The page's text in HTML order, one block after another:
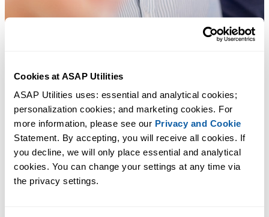
Cookies at ASAP Utilities
ASAP Utilities uses: essential and analytical cookies;
personalization cookies; and marketing cookies. For
more information, please see our Privacy and Cookie
Statement. By accepting, you will receive all cookies. If
you decline, we will only place essential and analytical
cookies. You can change your settings at any time via
the privacy settings.
Экономьте время в Excel. Это просто.
Набор инструментов для работы с числами, для быстрых и
легких расчетов, обработки данных и т. д.